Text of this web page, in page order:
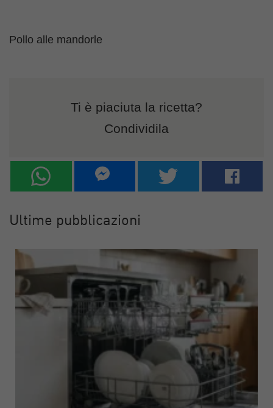
Pollo alle mandorle
Ti è piaciuta la ricetta?
Condividila
Ultime pubblicazioni